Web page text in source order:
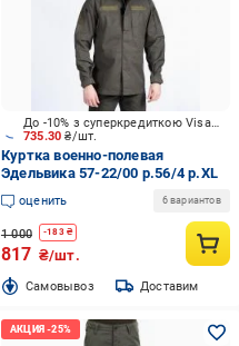
735.30₴/шт.
До -10% з суперкредиткою Visa Вигода
Куртка военно-полевая
Эдельвика 57-22/00 р.56/4 р.XL
оценить 6 вариантов
1 000 -183₴
817 ₴/шт.
Cамовывоз Доставим